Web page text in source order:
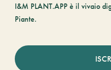
I&M PLANT.APP è il vivaio
Piante.